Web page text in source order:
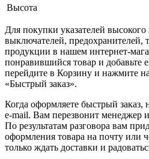
Высота
Для покупки указателей
выключателей, предохранителей,
продукции в нашем интернет-
понравившийся товар и добавьте
перейдите в Корзину и нажмите
«Быстрый заказ».
Когда оформляете быстрый
e-mail. Вам перезвонит менеджер
По результатам разговора вам
оформления товара на почту или
только ждать доставки и